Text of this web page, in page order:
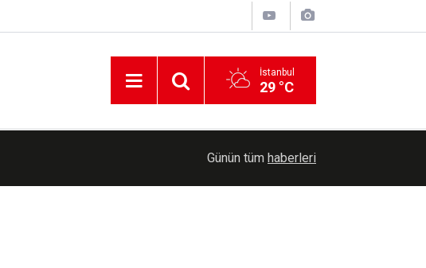
İstanbul
29 °C
ICE'in tartışmalı gözaltı merkezine soruşturma
Günün tüm haberleri